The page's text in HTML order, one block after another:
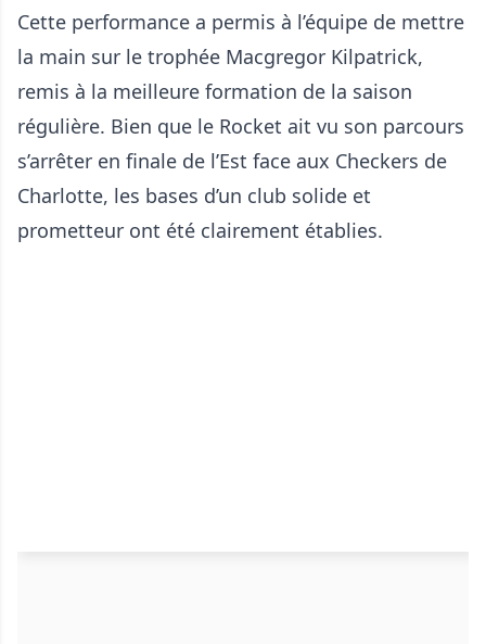
Cette performance a permis à l’équipe de mettre
la main sur le trophée Macgregor Kilpatrick,
remis à la meilleure formation de la saison
régulière. Bien que le Rocket ait vu son parcours
s’arrêter en finale de l’Est face aux Checkers de
Charlotte, les bases d’un club solide et
prometteur ont été clairement établies.